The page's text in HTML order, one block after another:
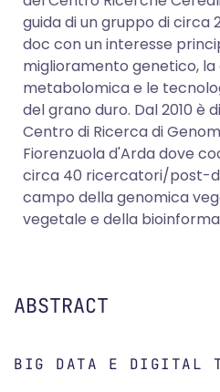
guida di un gruppo di
doc con un interesse
miglioramento genetico, la
metabolomica e le
del grano duro. Dal 2010 è
Centro di Ricerca di
Fiorenzuola d'Arda dove
circa 40 ricercatori/post-
campo della genomica
vegetale e della
ABSTRACT
BIG DATA E DIGITAL